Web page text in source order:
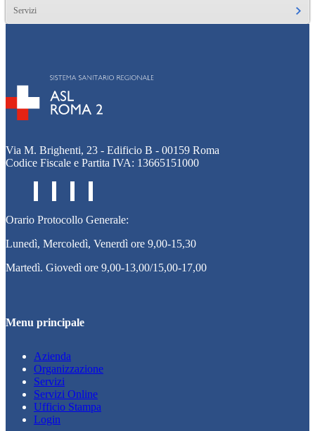
Servizi
Via M. Brighenti, 23 - Edificio B - 00159 Roma
Codice Fiscale e Partita IVA: 13665151000
Orario Protocollo Generale:
Lunedì, Mercoledì, Venerdì ore 9,00-15,30
Martedì. Giovedì ore 9,00-13,00/15,00-17,00
Menu principale
Azienda
Organizzazione
Servizi
Servizi Online
Ufficio Stampa
Login